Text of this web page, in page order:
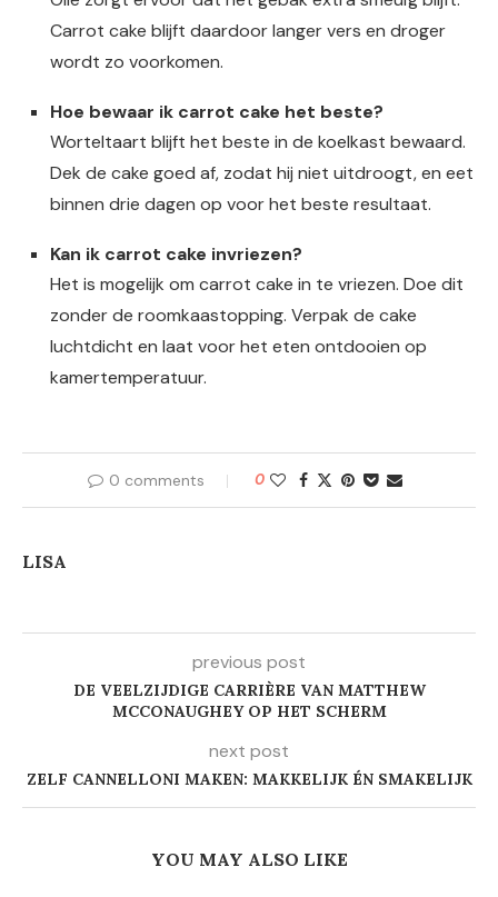
Carrot cake blijft daardoor langer vers en droger
wordt zo voorkomen.
Hoe bewaar ik carrot cake het beste?
Worteltaart blijft het beste in de koelkast bewaard.
Dek de cake goed af, zodat hij niet uitdroogt, en eet
binnen drie dagen op voor het beste resultaat.
Kan ik carrot cake invriezen?
Het is mogelijk om carrot cake in te vriezen. Doe dit
zonder de roomkaastopping. Verpak de cake
luchtdicht en laat voor het eten ontdooien op
kamertemperatuur.
0 comments 0
LISA
previous post
DE VEELZIJDIGE CARRIÈRE VAN MATTHEW
MCCONAUGHEY OP HET SCHERM
next post
ZELF CANNELLONI MAKEN: MAKKELIJK ÉN SMAKELIJK
YOU MAY ALSO LIKE